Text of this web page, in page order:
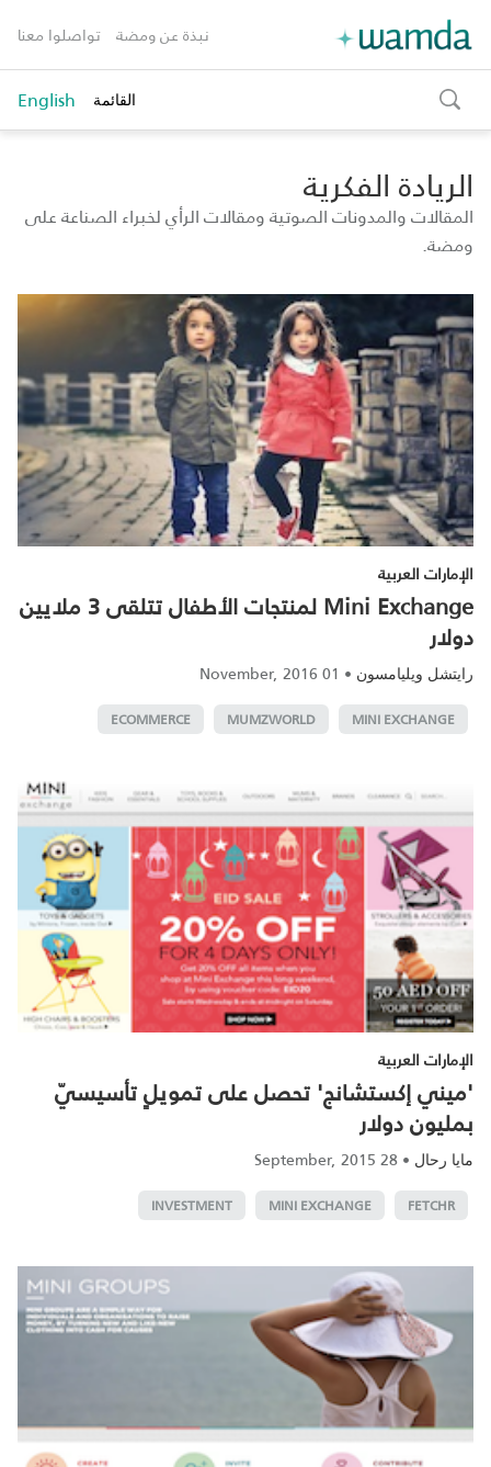
نبذة عن ومضة تواصلوا معنا
toggle
search
القائمة English
الريادة الفكرية
المقالات والمدونات الصوتية ومقالات الرأي لخبراء الصناعة على
ومضة.
الإمارات العربية
Mini Exchange لمنتجات الأطفال تتلقى 3 ملايين
دولار
رايتشل ويليامسون •
01 November, 2016
MINI EXCHANGE
MUMZWORLD
ECOMMERCE
الإمارات العربية
'ميني إكستشانج' تحصل على تمويلٍ تأسيسيّ
بمليون دولار‎
مايا رحال •
28 September, 2015
FETCHR
MINI EXCHANGE
INVESTMENT